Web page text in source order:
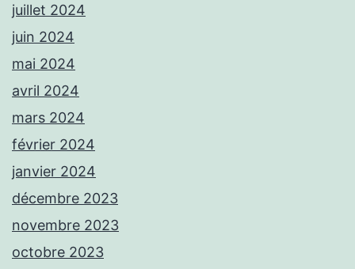
juillet 2024
juin 2024
mai 2024
avril 2024
mars 2024
février 2024
janvier 2024
décembre 2023
novembre 2023
octobre 2023